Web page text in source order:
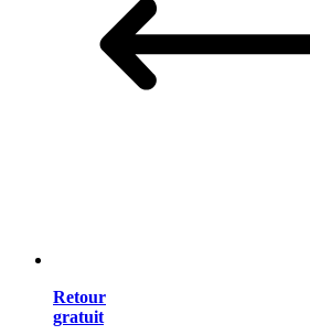
Retour
gratuit